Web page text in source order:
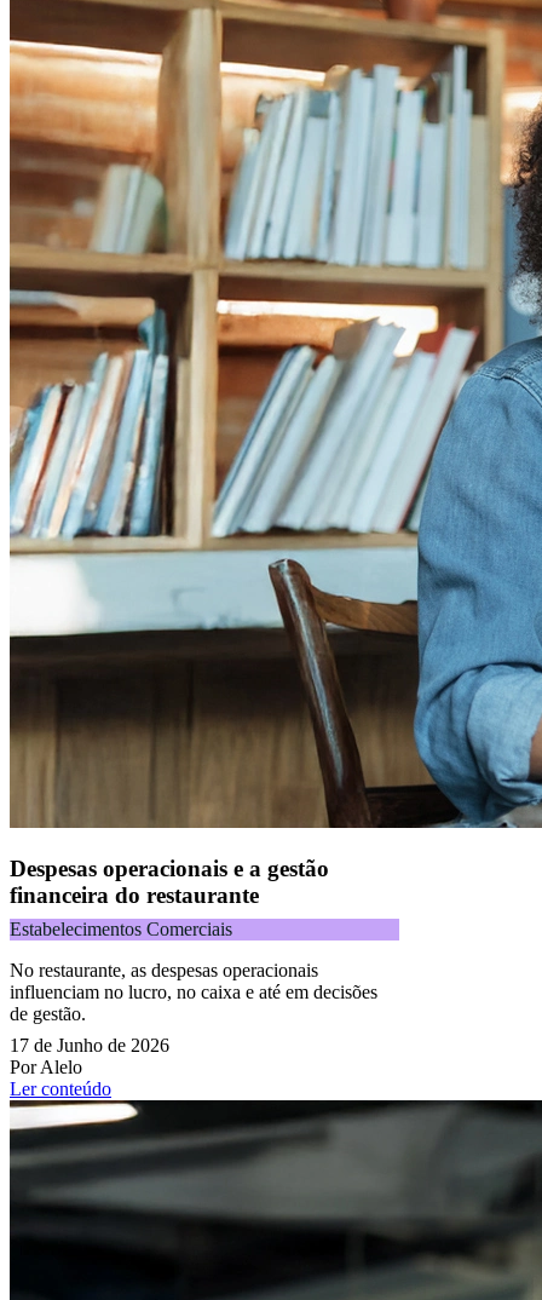
Despesas operacionais e a gestão
financeira do restaurante
Estabelecimentos Comerciais
No restaurante, as despesas operacionais
influenciam no lucro, no caixa e até em decisões
de gestão.
17 de Junho de 2026
Por Alelo
Ler conteúdo